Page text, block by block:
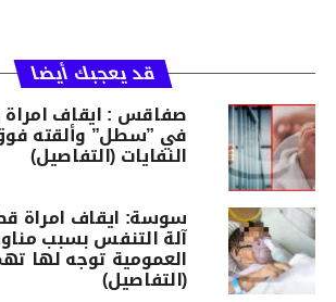
قد يعجبك أيضا
صفاقس : ايقاف
في ”سطل” وألقته
النفايات (التفاصيل)
سوسة: ايقاف امراة
آلة التنفس بسبب
العمومية توجه لها
(التفاصيل)